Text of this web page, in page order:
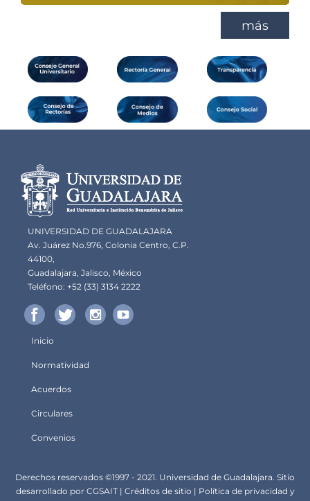
más
Información del
portal
UNIVERSIDAD DE GUADALAJARA
Av. Juárez No.976, Colonia Centro, C.P.
44100,
Guadalajara, Jalisco, México
Teléfono: +52 (33) 3134 2222
principal
Inicio
Normatividad
Acuerdos
Circulares
Convenios
Derechos
Derechos reservados ©1997 - 2021. Universidad de Guadalajara. Sitio
desarrollado por CGSAIT | Créditos de sitio | Política de privacidad y